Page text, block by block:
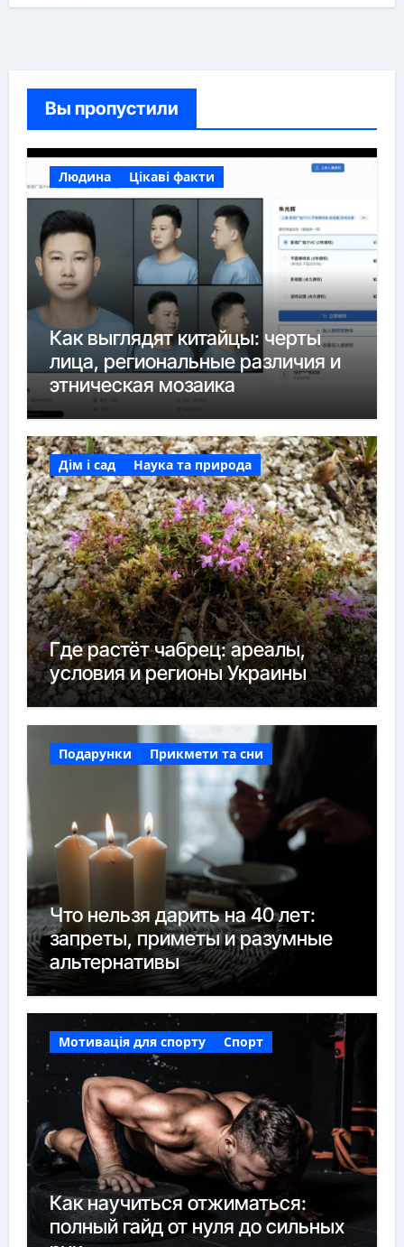
Вы пропустили
Людина Цікаві факти
Как выглядят китайцы: черты
лица, региональные различия и
этническая мозаика
Дім і сад Наука та природа
Где растёт чабрец: ареалы,
условия и регионы Украины
Подарунки Прикмети та сни
Что нельзя дарить на 40 лет:
запреты, приметы и разумные
альтернативы
Мотивація для спорту Спорт
Как научиться отжиматься:
полный гайд от нуля до сильных